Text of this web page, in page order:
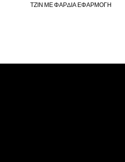
ΤΖΙΝ ΜΕ ΦΑΡΔΙΑ ΕΦΑΡΜΟΓΗ